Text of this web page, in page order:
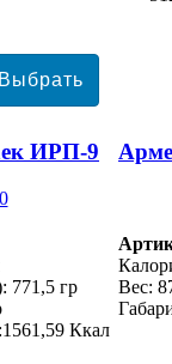
ИРП-9
771,5 гр
Ккал
Вес: